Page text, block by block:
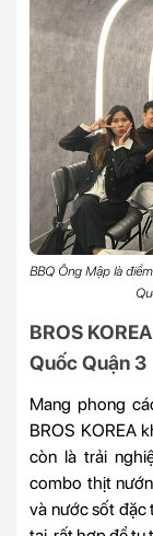
BBQ Ông Mập là
BROS
Quốc Quận 3
Mang phong
BROS KOREA
còn là trải
combo thịt
và nước sốt đặc